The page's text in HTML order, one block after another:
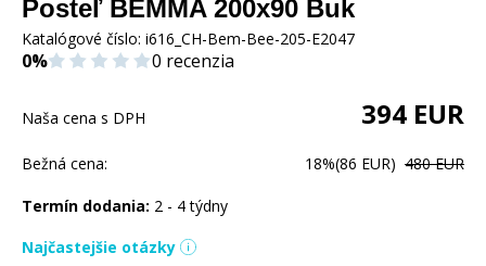
Posteľ BEMMA 200x90 Buk
Katalógové číslo: i616_CH-Bem-Bee-205-E2047
0% 0 recenzia
Naša cena s DPH 394 EUR
Bežná cena: 18%(86 EUR) 480 EUR
Termín dodania: 2 - 4 týdny
Najčastejšie otázky